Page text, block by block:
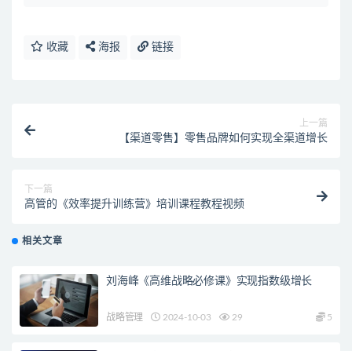
收藏 海报 链接
上一篇
【渠道零售】零售品牌如何实现全渠道增长
下一篇
高管的《效率提升训练营》培训课程教程视频
相关文章
刘海峰《高维战略必修课》实现指数级增长
战略管理 2024-10-03 29 5